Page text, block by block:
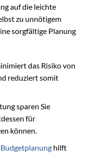
auf die leichte
zu unnötigem
sorgfältige Planung
das Risiko von
reduziert somit
sparen Sie
für
können.
Budgetplanunghilft